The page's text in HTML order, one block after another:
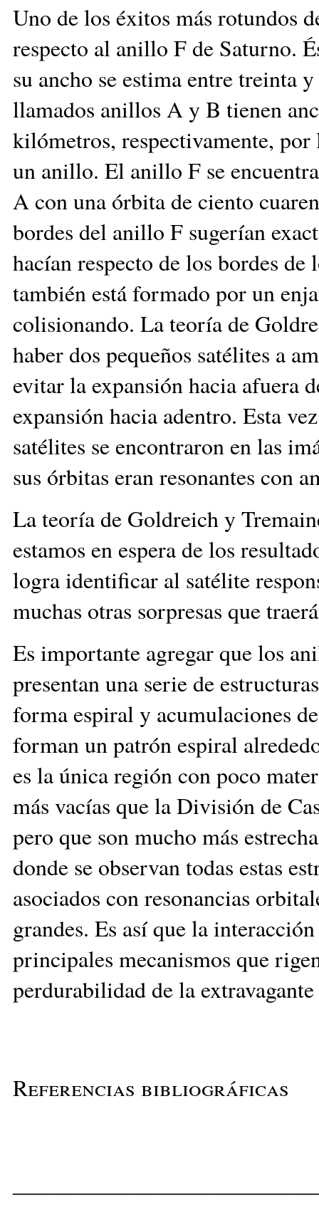
Uno de los éxitos más rotundos
respecto al anillo F de Saturno.
su ancho se estima entre treinta
llamados anillos A y B tienen
kilómetros, respectivamente, por
un anillo. El anillo F se
A con una órbita de ciento
bordes del anillo F sugerían
hacían respecto de los bordes
también está formado por un
colisionando. La teoría de
haber dos pequeños satélites a
evitar la expansión hacia afuera
expansión hacia adentro. Esta
satélites se encontraron en las
sus órbitas eran resonantes con
La teoría de Goldreich y
estamos en espera de los
logra identificar al satélite
muchas otras sorpresas que
Es importante agregar que los
presentan una serie de
forma espiral y acumulaciones
forman un patrón espiral
es la única región con poco
más vacías que la División de
pero que son mucho más
donde se observan todas estas
asociados con resonancias
grandes. Es así que la
principales mecanismos que
perdurabilidad de la
Referencias bibliográficas